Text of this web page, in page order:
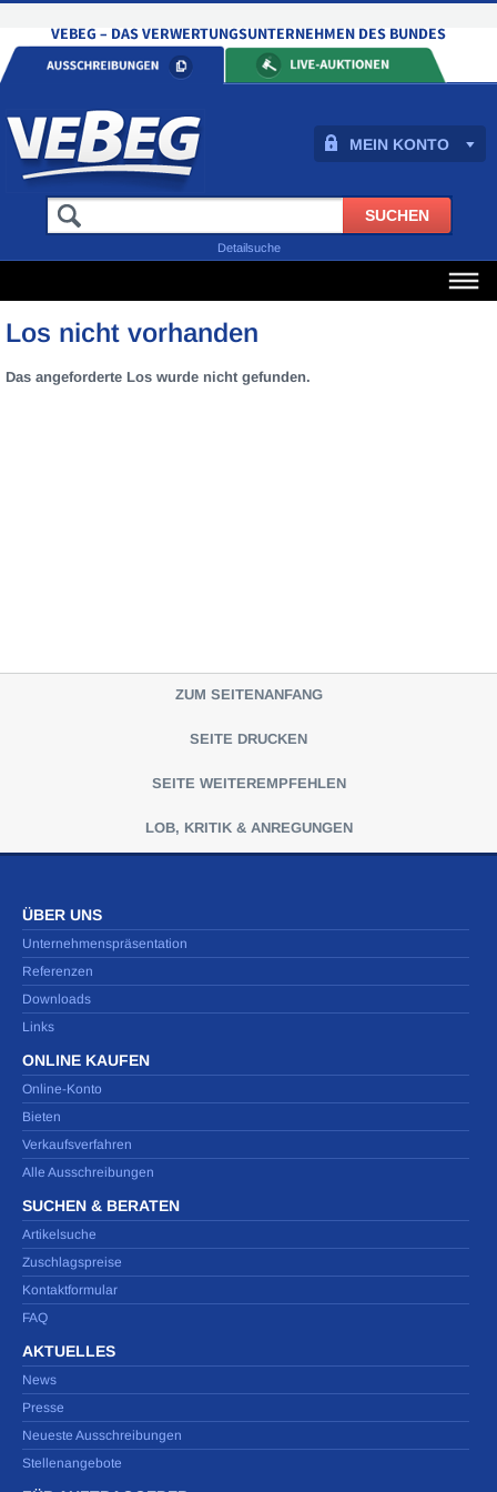
MEIN KONTO
Detailsuche
Los nicht vorhanden
Das angeforderte Los wurde nicht gefunden.
ZUM SEITENANFANG
SEITE DRUCKEN
SEITE WEITEREMPFEHLEN
LOB, KRITIK & ANREGUNGEN
ÜBER UNS
Unternehmenspräsentation
Referenzen
Downloads
Links
ONLINE KAUFEN
Online-Konto
Bieten
Verkaufsverfahren
Alle Ausschreibungen
SUCHEN & BERATEN
Artikelsuche
Zuschlagspreise
Kontaktformular
FAQ
AKTUELLES
News
Presse
Neueste Ausschreibungen
Stellenangebote